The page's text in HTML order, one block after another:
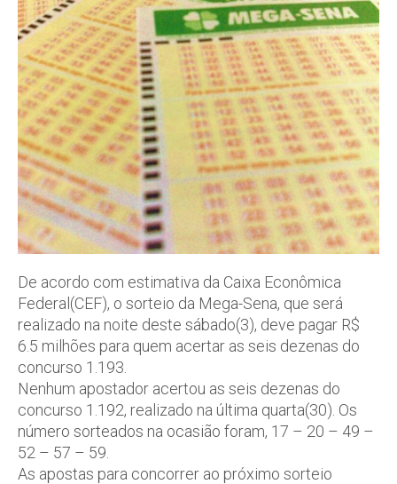
De acordo com estimativa da Caixa Econômica
Federal(CEF), o sorteio da Mega-Sena, que será
realizado na noite deste sábado(3), deve pagar R$
6.5 milhões para quem acertar as seis dezenas do
concurso 1.193.
Nenhum apostador acertou as seis dezenas do
concurso 1.192, realizado na última quarta(30). Os
número sorteados na ocasião foram, 17 – 20 – 49 –
52 – 57 – 59.
As apostas para concorrer ao próximo sorteio